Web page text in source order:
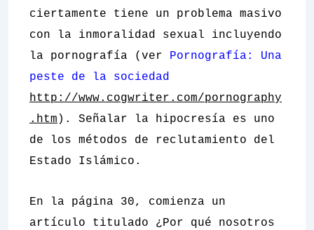
ciertamente tiene un problema masivo
con la inmoralidad sexual incluyendo
la pornografía (ver Pornografía: Una
peste de la sociedad
http://www.cogwriter.com/pornography
.htm ). Señalar la hipocresía es uno
de los métodos de reclutamiento del
Estado Islámico.
En la página 30, comienza un
artículo titulado ¿Por qué nosotros